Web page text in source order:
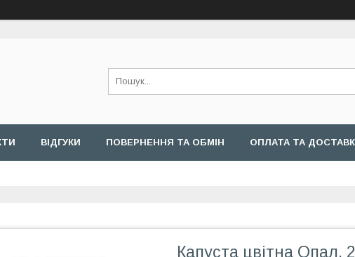
ВІДГУКИ ПОВЕРНЕННЯ ТА ОБМІН ОПЛАТА ТА
Капуста цвітна Опал,